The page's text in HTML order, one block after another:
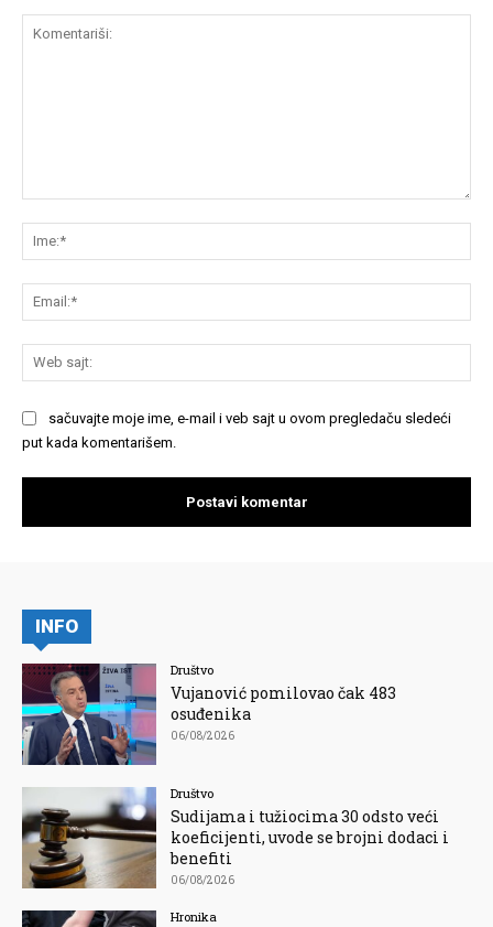
sačuvajte moje ime, e-mail i veb sajt u ovom pregledaču sledeći
put kada komentarišem.
INFO
Društvo
Vujanović pomilovao čak 483
osuđenika
06/08/2026
Društvo
Sudijama i tužiocima 30 odsto veći
koeficijenti, uvode se brojni dodaci i
benefiti
06/08/2026
Hronika